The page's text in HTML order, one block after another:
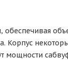
Корпус